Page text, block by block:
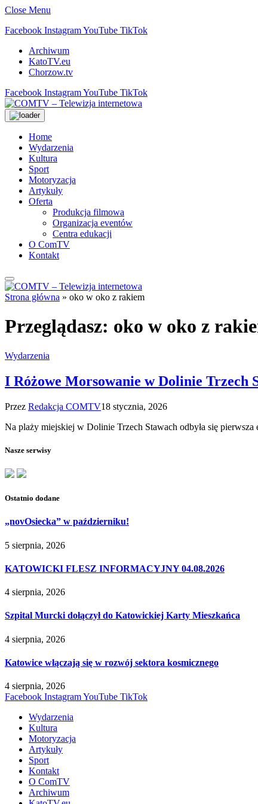
Close Menu
Facebook InstagramYouTube TikTok
Archiwum
KatoTV.eu
Chorzow.tv
Facebook InstagramYouTube TikTok
Home
Wydarzenia
Kultura
Sport
Motoryzacja
Artykuły
Oferta
Produkcja filmowa
Organizacja eventów
Centra edukacji
O ComTV
Kontakt
Strona główna » oko w oko z rakiem
Przeglądasz: oko w oko z
Wydarzenia
I Różowe Morsowanie w Dolinie Trzech
Przez Redakcja COMTV18 stycznia, 2026
Na plaży miejskiej w Dolinie Trzech Stawach odbyła się
Nasze serwisy
Ostatnio dodane
„novOsiecka” w październiku!
5 sierpnia, 2026
KATOWICKI FLESZ INFORMACYJNY 04.08.2026
4 sierpnia, 2026
Szpital Murcki dołączył do Katowickiej Karty Mieszkańca
4 sierpnia, 2026
Katowice włączają się w rozwój sektora kosmicznego
4 sierpnia, 2026
Facebook InstagramYouTube TikTok
Wydarzenia
Kultura
Motoryzacja
Artykuły
Sport
Kontakt
O ComTV
Archiwum